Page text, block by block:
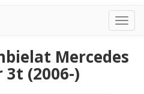
Mercedes
(2006-)